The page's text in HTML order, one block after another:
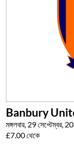
Banbury
মঙ্গলবার, 29 সেপ্টেম্বর,
£7.00 থেকে